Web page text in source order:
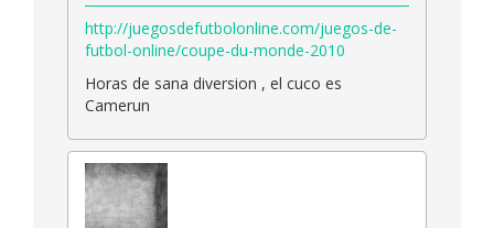
http://juegosdefutbolonline.com/juegos-de-
futbol-online/coupe-du-monde-2010
Horas de sana diversion , el cuco es
Camerun